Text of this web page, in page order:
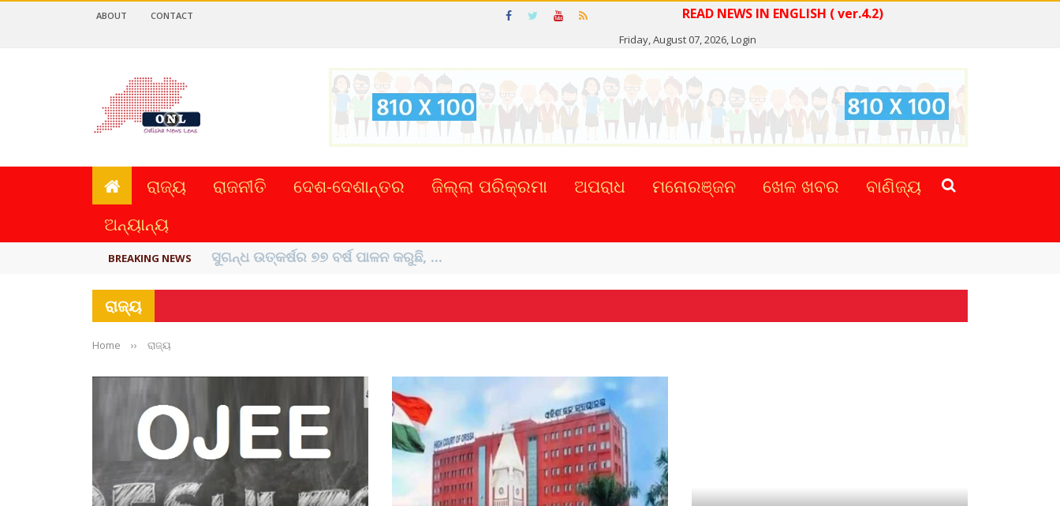
READ NEWS IN ENGLISH ( ver.4.2)
Friday, August 07, 2026,Login
ABOUT CONTACT
ରାଜ୍ୟ ରାଜନୀତି ଦେଶ-ଦେଶାନ୍ତର ଜିଲ୍ଲା ପରିକ୍ରମା ଅପରାଧ ମନୋରଞ୍ଜନ ଖେଳ ଖବର
ବାଣିଜ୍ୟ
ଅନ୍ୟାନ୍ୟ
BREAKING NEWS ୟୁପିଆଇ ଓ ଅନ୍ୟାନ୍ୟ ଡିଜିଟାଲ୍ ନେଣଦେଣ ...
ରାଜ୍ୟ
Home ›› ରାଜ୍ୟ